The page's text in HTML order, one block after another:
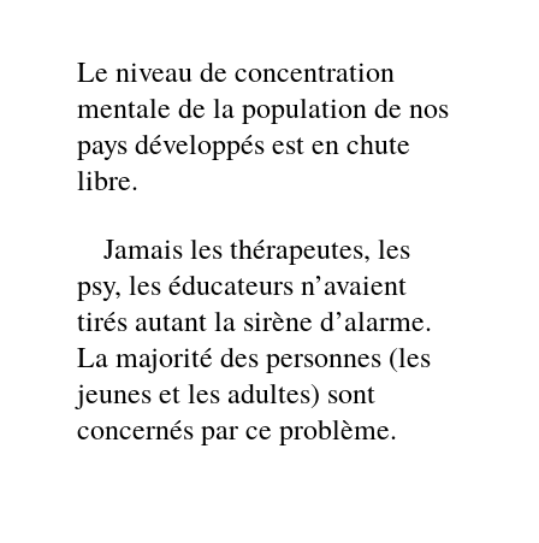
Le niveau de concentration
mentale de la population de nos
pays développés est en chute
libre.
Jamais les thérapeutes, les
psy, les éducateurs n’avaient
tirés autant la sirène d’alarme.
La majorité des personnes (les
jeunes et les adultes) sont
concernés par ce problème.